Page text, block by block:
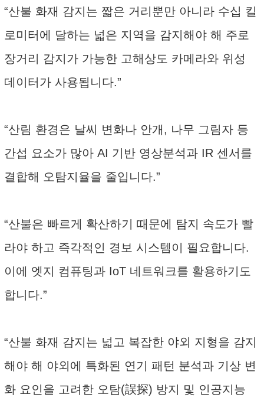
“산불 화재 감지는 짧은 거리뿐만 아니라 수십 킬
로미터에 달하는 넓은 지역을 감지해야 해 주로
장거리 감지가 가능한 고해상도 카메라와 위성
데이터가 사용됩니다.”
“산림 환경은 날씨 변화나 안개, 나무 그림자 등
간섭 요소가 많아 AI 기반 영상분석과 IR 센서를
결합해 오탐지율을 줄입니다.”
“산불은 빠르게 확산하기 때문에 탐지 속도가 빨
라야 하고 즉각적인 경보 시스템이 필요합니다.
이에 엣지 컴퓨팅과 IoT 네트워크를 활용하기도
합니다.”
“산불 화재 감지는 넓고 복잡한 야외 지형을 감지
해야 해 야외에 특화된 연기 패턴 분석과 기상 변
화 요인을 고려한 오탐(誤探) 방지 및 인공지능